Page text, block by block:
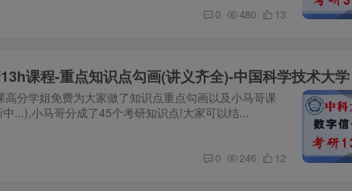
0 480 13
课程-重点知识点勾画(讲义齐全)-中国科学技术大学
分学姐免费为大家做了知识点重点勾画以及小马哥课
...),小马哥分成了45个考研知识点!大家可以结...
0 246 12